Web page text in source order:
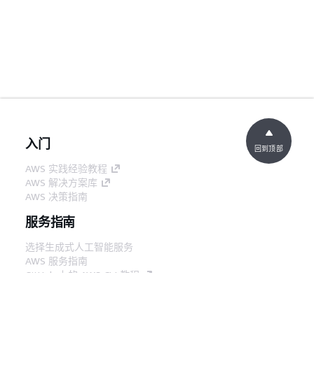
入门
AWS 实践经验教程
AWS 解决方案库
AWS 决策指南
服务指南
选择生成式人工智能服务
AWS 服务指南
GitHub 上的 AWS CLI 教程
回到顶部